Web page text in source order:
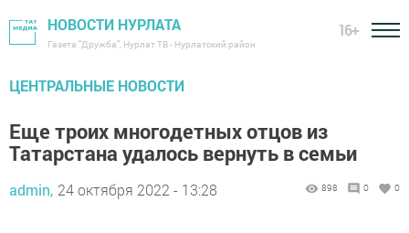
НОВОСТИ НУРЛАТА
Газета "Дружба", Нурлат ТВ - Нурлатский район
16+
ЦЕНТРАЛЬНЫЕ НОВОСТИ
Еще троих многодетных отцов из
Татарстана удалось вернуть в семьи
admin, 24 октября 2022 - 13:28 898 0 0